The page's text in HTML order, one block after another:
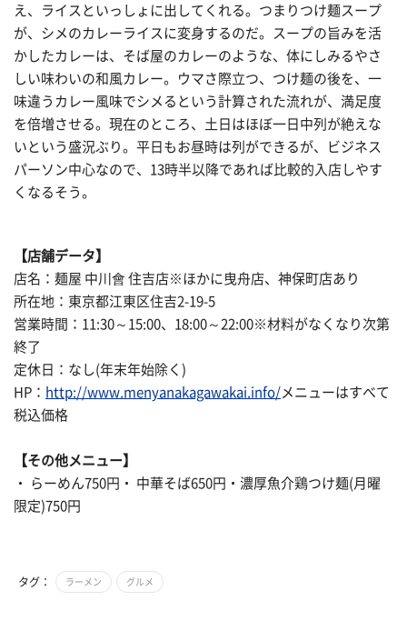
え、ライスといっしょに出してくれる。つまりつけ麺スープ
が、シメのカレーライスに変身するのだ。スープの旨みを活
かしたカレーは、そば屋のカレーのような、体にしみるやさ
しい味わいの和風カレー。ウマさ際立つ、つけ麺の後を、一
味違うカレー風味でシメるという計算された流れが、満足度
を倍増させる。現在のところ、土日はほぼ一日中列が絶えな
いという盛況ぶり。平日もお昼時は列ができるが、ビジネス
パーソン中心なので、13時半以降であれば比較的入店しやす
くなるそう。
【店舗データ】
店名：麺屋 中川會 住吉店※ほかに曳舟店、神保町店あり
所在地：東京都江東区住吉2-19-5
営業時間：11:30～15:00、18:00～22:00※材料がなくなり次第
終了
定休日：なし(年末年始除く)
HP： http://www.menyanakagawakai.info/ メニューはすべて
税込価格
【その他メニュー】
・ らーめん750円・ 中華そば650円・濃厚魚介鶏つけ麺(月曜
限定)750円
タグ： ラーメン グルメ